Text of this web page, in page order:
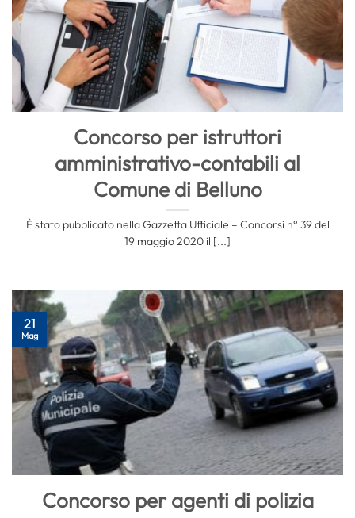
Concorso per istruttori
amministrativo-contabili al
Comune di Belluno
È stato pubblicato nella Gazzetta Ufficiale – Concorsi n° 39 del
19 maggio 2020 il [...]
Concorso per agenti di polizia
21
Mag